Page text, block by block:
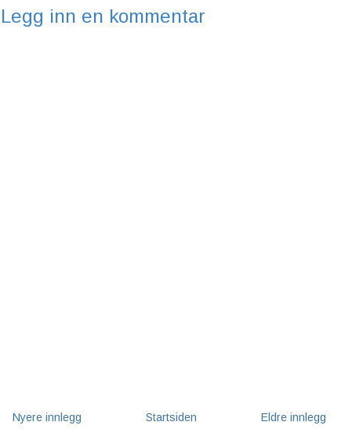
Legg inn en kommentar
Nyere innlegg Eldre innlegg
Startsiden